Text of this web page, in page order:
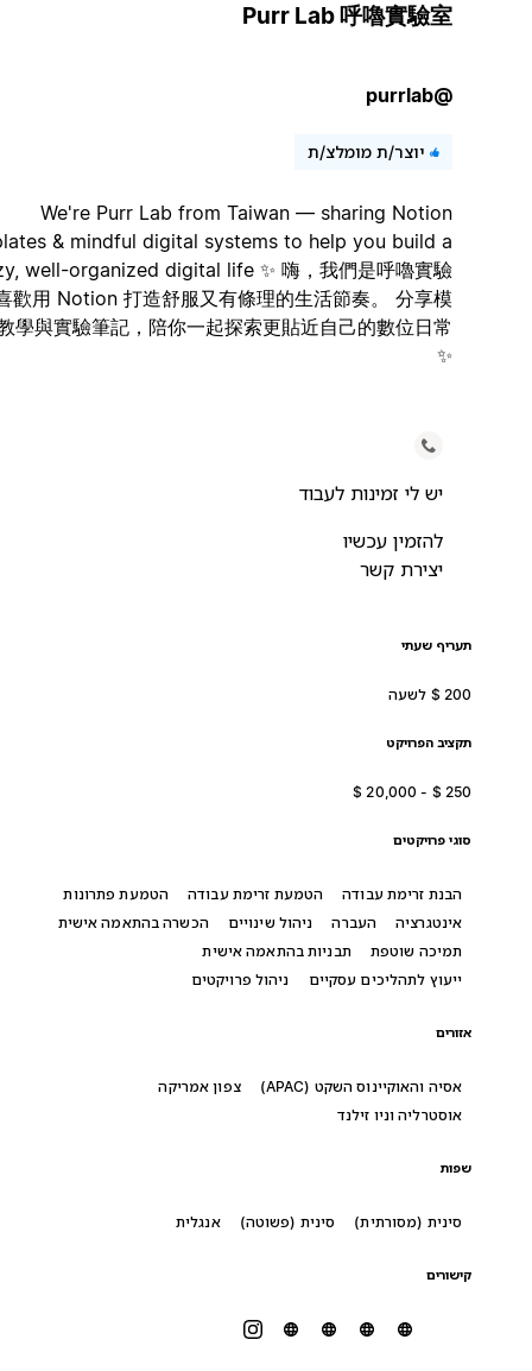
Purr Lab 呼嚕實驗室
יוצר/ת מומלצ/ת
We're Purr Lab from Taiwan — sharing Notion
templates & mindful digital systems to help you build a
cozy, well-organized digital life ✨ 嗨，我們是呼嚕實驗
室，喜歡用 Notion 打造舒服又有條理的生活節奏。 分享模
板、教學與實驗筆記，陪你一起探索更貼近自己的數位日常
יש לי זמינות לעבוד
להזמין עכשיו
יצירת קשר
תעריף שעתי
תקציב הפרויקט
סוגי פרויקטים
הבנת זרימת עבודה הטמעת זרימת עבודה
הטמעת פתרונות
אינטגרציה
העברה ניהול שינויים
הכשרה בהתאמה אישית
תמיכה שוטפת
תבניות בהתאמה אישית
ייעוץ לתהליכים עסקיים
ניהול פרויקטים
אסיה והאוקיינוס השקט (APAC)
צפון אמריקה
אוסטרליה וניו זילנד
סינית (מסורתית) סינית (פשוטה) אנגלית